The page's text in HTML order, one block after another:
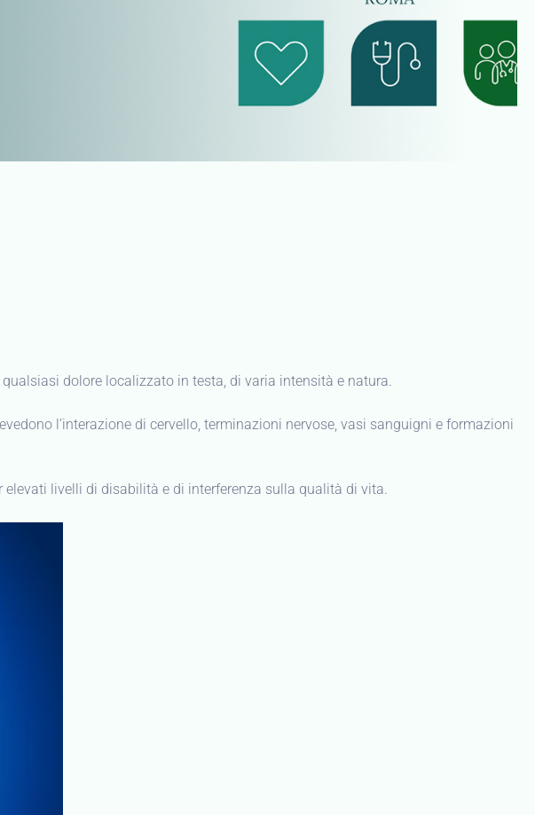
dolore localizzato in testa, di varia intensità e natura.
l’interazione di cervello, terminazioni nervose, vasi sanguigni e formazioni
livelli di disabilità e di interferenza sulla qualità di vita.